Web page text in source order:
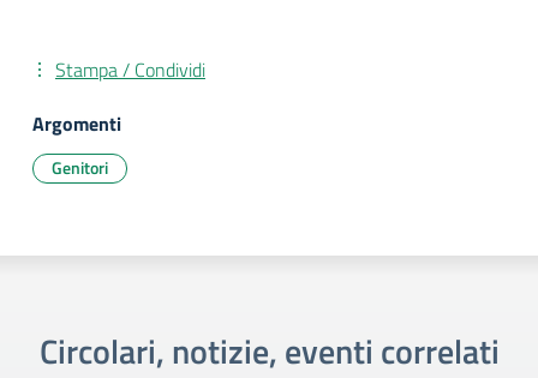
Stampa / Condividi
Argomenti
Genitori
Circolari, notizie, eventi correlati